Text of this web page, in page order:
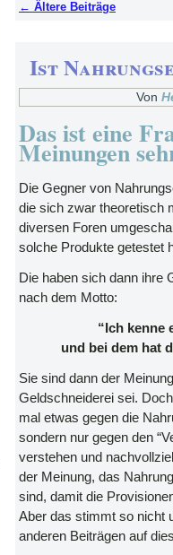
← Ältere Beiträge
Ist
Von
Das ist eine
Meinungen
Die Gegner von
die sich zwar theoretisch
diversen Foren
solche Produkte getestet
Die haben sich dann ihre
nach dem Motto:
“Ich kenne
und bei dem hat
Sie sind dann der
Geldschneiderei sei.
mal etwas gegen die
sondern nur gegen den
verstehen und
der Meinung, das
sind, damit die
Aber das stimmt so nicht
anderen Beiträgen auf